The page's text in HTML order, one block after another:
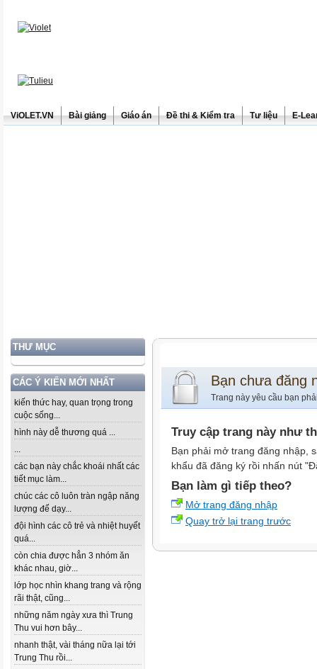
ViOLET.VN Bài giảng Giáo án Đề thi & Kiểm tra Tư liệu E-
THƯ MỤC
CÁC Ý KIẾN MỚI NHẤT
kiến thức hay, quan trọng trong
cuộc sống...
hình này dễ thương quá ...
...
các bạn này chắc khoái nhất các
tiết mục làm...
chúc các cô luôn tràn ngập năng
lượng để dạy...
đội hình các cô trẻ và nhiệt huyết
quá...
còn chia được hẳn 3 nhóm ăn
khác nhau, giờ...
lớp học nhìn khang trang và rộng
rãi thật, cũng...
những năm ngày xưa thì Trung
Thu vui hơn bây...
nhanh thật, vài tháng nữa lại tới
Trung Thu rồi...
Bạn chưa đăng
Trang này yêu cầu bạn
Truy cập trang này như
Bạn phải mở trang đăng nhập,
khẩu đã đăng ký rồi nhấn nút
Bạn làm gì tiếp theo?
Mở trang đăng nhập
Quay trở lại trang trước